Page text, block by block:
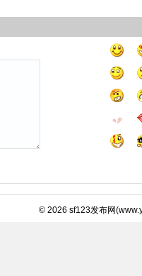
© 2026 sf123发布网(